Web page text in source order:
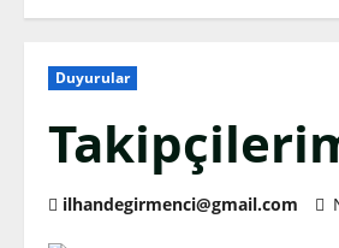
Duyurular
ilhandegirmenci@gmail.com